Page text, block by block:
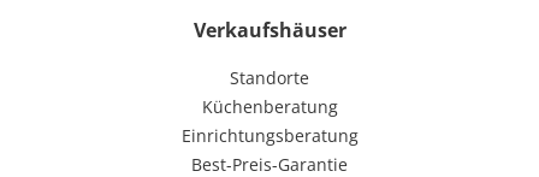
Verkaufshäuser
Standorte
Küchenberatung
Einrichtungsberatung
Best-Preis-Garantie